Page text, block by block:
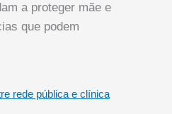
a proteger mãe e
que podem
rede pública e clínica